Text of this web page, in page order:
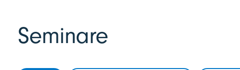
Seminare